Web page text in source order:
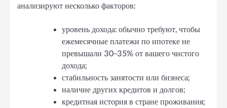
анализируют несколько факторов:
уровень дохода: обычно требуют, чтобы
ежемесячные платежи по ипотеке не
превышали 30–35% от вашего чистого
дохода;
стабильность занятости или бизнеса;
наличие других кредитов и долгов;
кредитная история в стране проживания;